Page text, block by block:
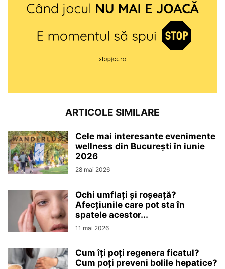
ARTICOLE SIMILARE
Cele mai interesante evenimente
wellness din București în iunie
2026
28 mai 2026
Ochi umflați și roșeață?
Afecțiunile care pot sta în
spatele acestor...
11 mai 2026
Cum îți poți regenera ficatul?
Cum poți preveni bolile hepatice?